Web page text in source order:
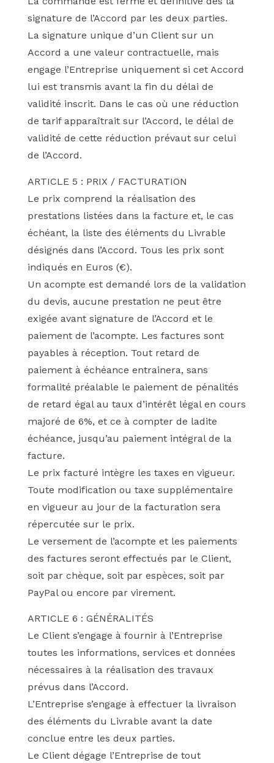
signature de l’Accord par les deux parties.
La signature unique d’un Client sur un
Accord a une valeur contractuelle, mais
engage l’Entreprise uniquement si cet Accord
lui est transmis avant la fin du délai de
validité inscrit. Dans le cas où une réduction
de tarif apparaîtrait sur l’Accord, le délai de
validité de cette réduction prévaut sur celui
de l’Accord.
ARTICLE 5 : PRIX / FACTURATION
Le prix comprend la réalisation des
prestations listées dans la facture et, le cas
échéant, la liste des éléments du Livrable
désignés dans l’Accord. Tous les prix sont
indiqués en Euros (€).
Un acompte est demandé lors de la validation
du devis, aucune prestation ne peut être
exigée avant signature de l’Accord et le
paiement de l’acompte. Les factures sont
payables à réception. Tout retard de
paiement à échéance entrainera, sans
formalité préalable le paiement de pénalités
de retard égal au taux d’intérêt légal en cours
majoré de 6%, et ce à compter de ladite
échéance, jusqu’au paiement intégral de la
facture.
Le prix facturé intègre les taxes en vigueur.
Toute modification ou taxe supplémentaire
en vigueur au jour de la facturation sera
répercutée sur le prix.
Le versement de l’acompte et les paiements
des factures seront effectués par le Client,
soit par chèque, soit par espèces, soit par
PayPal ou encore par virement.
ARTICLE 6 : GÉNÉRALITÉS
Le Client s’engage à fournir à l’Entreprise
toutes les informations, services et données
nécessaires à la réalisation des travaux
prévus dans l’Accord.
L’Entreprise s’engage à effectuer la livraison
des éléments du Livrable avant la date
conclue entre les deux parties.
Le Client dégage l’Entreprise de tout